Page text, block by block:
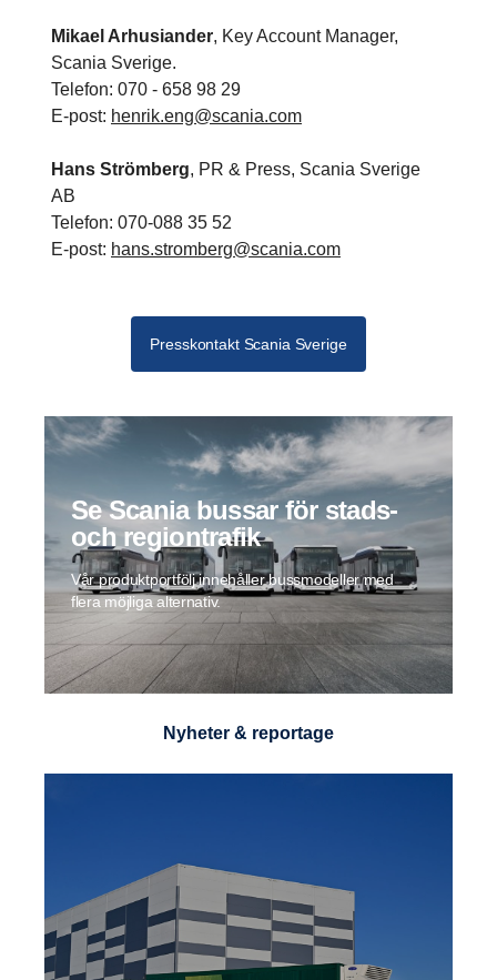
Mikael Arhusiander, Key Account Manager,
Scania Sverige.
Telefon: 070 - 658 98 29
E-post: henrik.eng@scania.com
Hans Strömberg, PR & Press, Scania Sverige
AB
Telefon: 070-088 35 52
E-post: hans.stromberg@scania.com
Presskontakt Scania Sverige
Se Scania bussar för stads-
och regiontrafik
Vår produktportfölj innehåller bussmodeller med
flera möjliga alternativ.
Nyheter & reportage